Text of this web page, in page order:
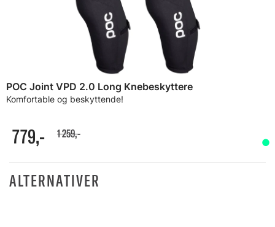
POC Joint VPD 2.0 Long Knebeskyttere
Komfortable og beskyttende!
779,- 1 259,-
ALTERNATIVER